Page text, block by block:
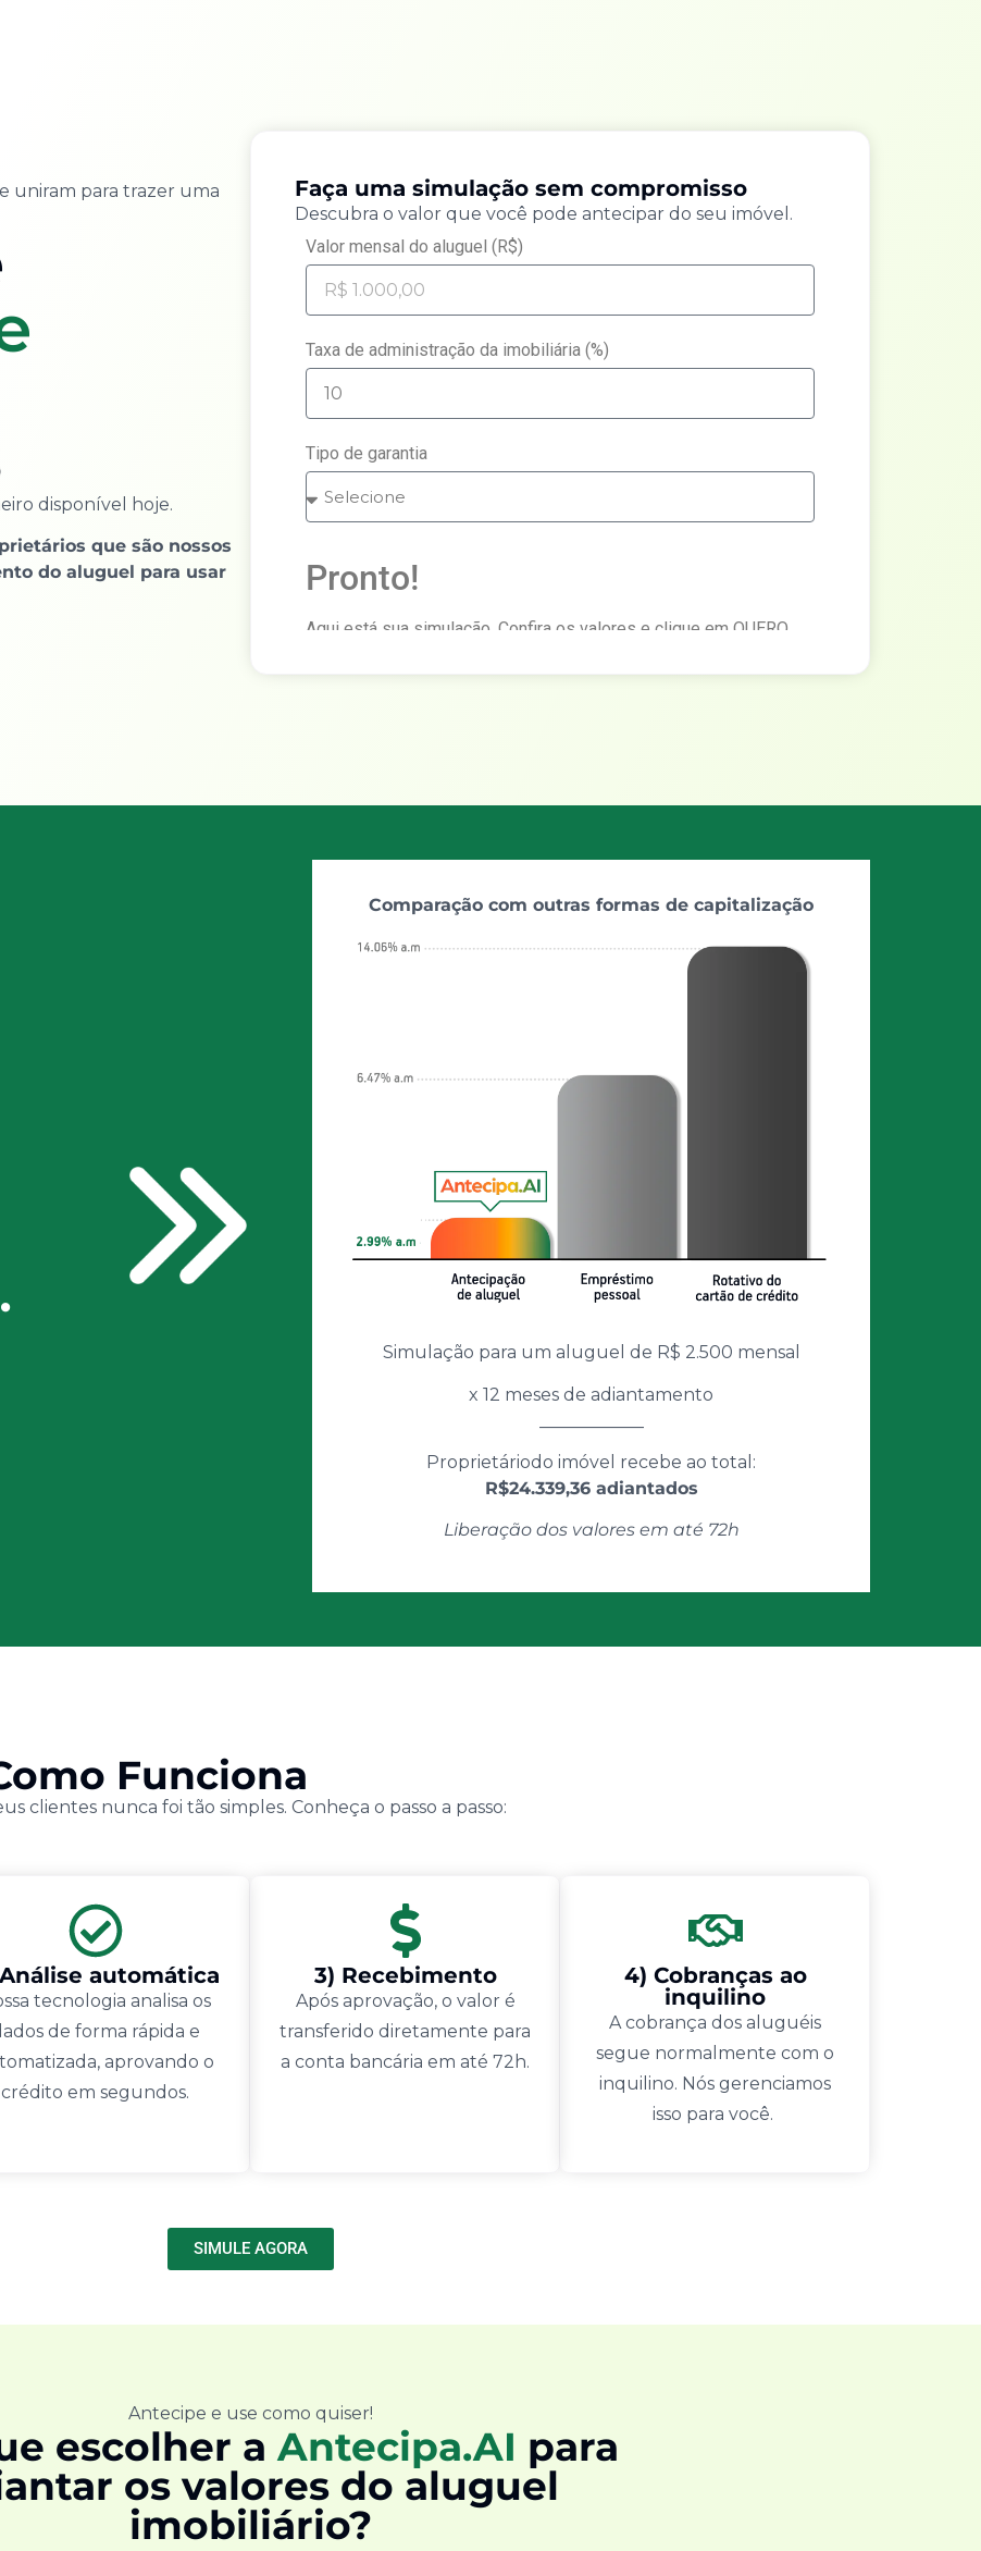
uniram para trazer uma
disponível hoje.
que são nossos
do aluguel para usar
Faça uma simulação sem compromisso
Descubra o valor que você pode antecipar do seu imóvel.
Valor mensal do aluguel (R$)
Taxa de administração da imobiliária (%)
Tipo de garantia
Pronto!
Aqui está sua simulação. Confira os valores e clique em QUERO
.
Comparação com outras formas de capitalização
Simulação para um aluguel de R$ 2.500 mensal
x 12 meses de adiantamento
Proprietáriodo imóvel recebe ao total:
R$24.339,36 adiantados
Liberação dos valores em até 72h
Funciona
clientes nunca foi tão simples. Conheça o passo a passo:
automática
tecnologia analisa os
de forma rápida e
aprovando o
crédito em segundos.
3) Recebimento
Após aprovação, o valor é
transferido diretamente para
a conta bancária em até 72h.
4) Cobranças ao
inquilino
A cobrança dos aluguéis
segue normalmente com o
inquilino. Nós gerenciamos
isso para você.
SIMULE AGORA
Antecipe e use como quiser!
escolher aAntecipa.AI para
os valores do aluguel
imobiliário?